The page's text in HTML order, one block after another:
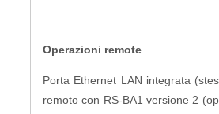
Operazioni remote
Porta Ethernet LAN integrata
remoto con RS-BA1 versione 2